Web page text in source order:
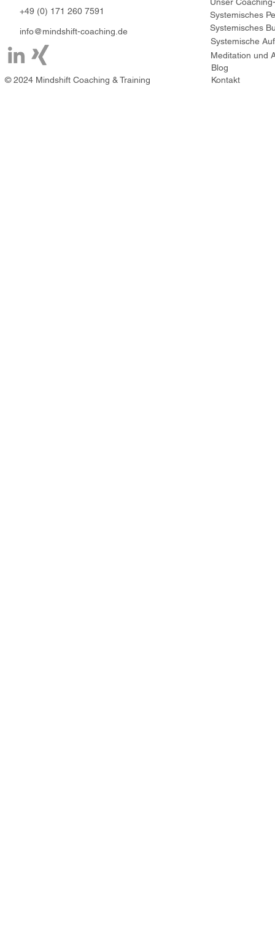
+49 (0) 171 260 7591
info@mindshift-coaching.de
© 2024 Mindshift Coaching & Training
Systemisches
Systemisches
Blog
Kontakt